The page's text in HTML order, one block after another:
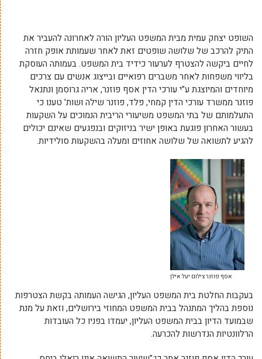
השופט יצחק עמית מבית המשפט העליון הורה לאחרונה להעביר את
התיק להרכב של שלושה שופטים זאת לאחר שעמותת אופק חזרה
לחיים ביקשה להצטרף לערעור כידיד בית המשפט. בעמותה העוסקת
בליווי משפחות לאחר משברים רפואיים ובייצוג אנשים עם צרכים
מיוחדים והמיוצגת ע”י עורכי הדין אסף פוזנר, אריה גרוסמן ונתנאל
פוזנר ממשרד עורכי הדין קמחי, פלד, פוזנר שילה ושות’ טענו כי
התעלמותם של בתי המשפט משיעורי הריבית הנמוכים על השקעות
בעשור האחרון פוגעת באופן ישיר בניזוקים ובנפגעים שאינם יכולים
להגיע לתשואה של שלושה אחוזים ומעלה בהשקעות סולידיות.
אסף פוזנר צילום יעל אילן
בעקבות החלטת בית המשפט העליון, הגישה העמותה בקשת הצטרפות
נוספת בהליך המתנהל בבית המשפט המחוזי בירושלים, וזאת על מנת
שבמועד הדיון בבית המשפט העליון, יעמדו בפניו כל העובדות
הרלוונטיות הנדרשות להכרעה.